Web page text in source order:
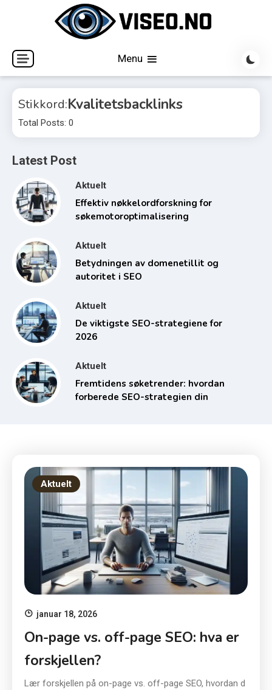
Viseo.no
Søkemotoroptimalisering & SEO
Menu
Stikkord:Kvalitetsbacklinks
Total Posts: 0
Latest Post
Aktuelt
Effektiv nøkkelordforskning for
søkemotoroptimalisering
Aktuelt
Betydningen av domenetillit og
autoritet i SEO
Aktuelt
De viktigste SEO-strategiene for
2026
Aktuelt
Fremtidens søketrender: hvordan
forberede SEO-strategien din
Aktuelt
januar 18, 2026
On-page vs. off-page SEO: hva er
forskjellen?
Lær forskjellen på on-page vs. off-page SEO, hvordan d